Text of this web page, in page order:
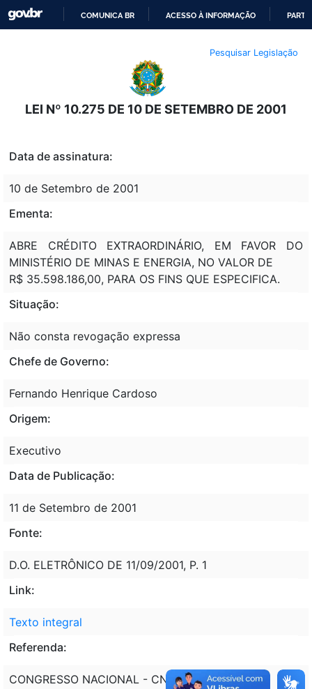
O
CONTEÚDO
COMUNICA BR ACESSO À INFORMAÇÃO
Pesquisar Legislação
LEI Nº 10.275 DE 10 DE SETEMBRO DE 2001
Data de assinatura:
10 de Setembro de 2001
Ementa:
ABRE CRÉDITO EXTRAORDINÁRIO, EM FAVOR DO
MINISTÉRIO DE MINAS E ENERGIA, NO VALOR DE
R$ 35.598.186,00, PARA OS FINS QUE ESPECIFICA.
Situação:
Não consta revogação expressa
Chefe de Governo:
Fernando Henrique Cardoso
Origem:
Executivo
Data de Publicação:
11 de Setembro de 2001
Fonte:
D.O. ELETRÔNICO DE 11/09/2001, P. 1
Link:
Texto integral
Referenda:
CONGRESSO NACIONAL - CN